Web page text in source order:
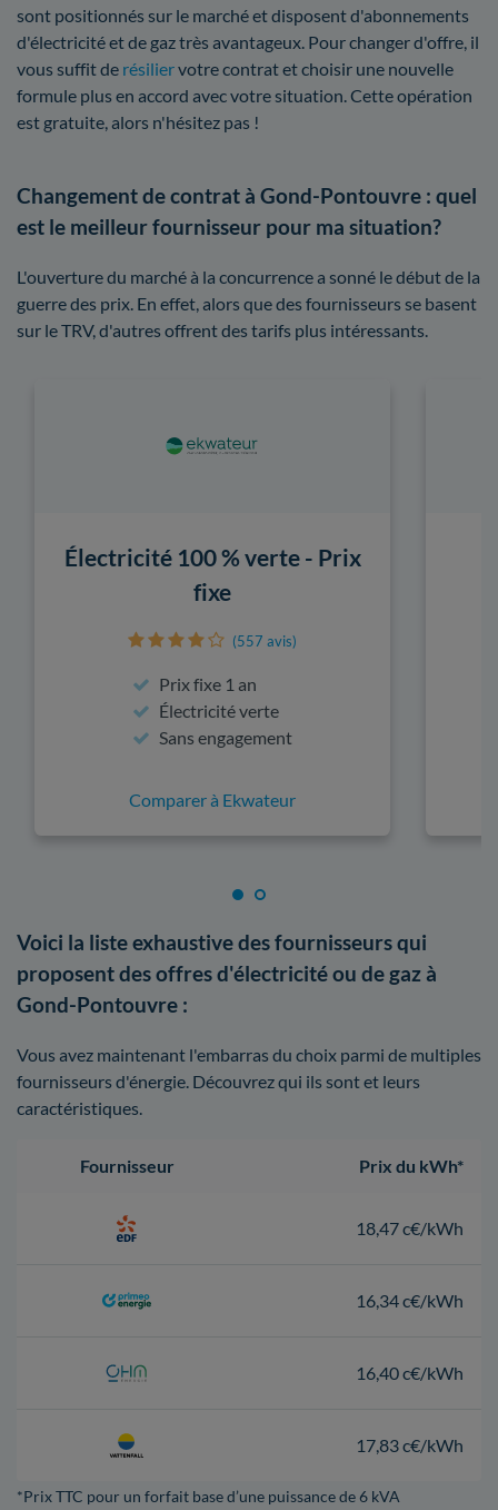
sont positionnés sur le marché et disposent d'abonnements
d'électricité et de gaz très avantageux. Pour changer d'offre, il
vous suffit de résiliervotre contrat et choisir une nouvelle
formule plus en accord avec votre situation. Cette opération
est gratuite, alors n'hésitez pas !
Changement de contrat à Gond-Pontouvre : quel
est le meilleur fournisseur pour ma situation?
L'ouverture du marché à la concurrence a sonné le début de la
guerre des prix. En effet, alors que des fournisseurs se basent
sur le TRV, d'autres offrent des tarifs plus intéressants.
Électricité 100 % verte - Prix
fixe
(557 avis)
Prix fixe 1 an
Électricité verte
Sans engagement
Comparer à Ekwateur
Voici la liste exhaustive des fournisseurs qui
proposent des offres d'électricité ou de gaz à
Gond-Pontouvre :
Vous avez maintenant l'embarras du choix parmi de multiples
fournisseurs d'énergie. Découvrez qui ils sont et leurs
caractéristiques.
Fournisseur Prix du kWh*
18,47 c€/kWh
16,34 c€/kWh
16,40 c€/kWh
17,83 c€/kWh
*Prix TTC pour un forfait base d’une puissance de 6 kVA